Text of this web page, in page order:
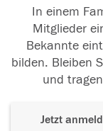
In einem
Mitglieder
Bekannte
bilden. Bleiben
und
Jetzt